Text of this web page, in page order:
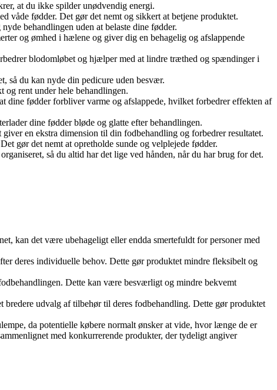
at du ikke spilder unødvendig energi.
våde fødder. Det gør det nemt og sikkert at betjene produktet.
behandlingen uden at belaste dine fødder.
og ømhed i hælene og giver dig en behagelig og afslappende
blodomløbet og hjælper med at lindre træthed og spændinger i
så du kan nyde din pedicure uden besvær.
rent under hele behandlingen.
dine fødder forbliver varme og afslappede, hvilket forbedrer effekten af
dine fødder bløde og glatte efter behandlingen.
en ekstra dimension til din fodbehandling og forbedrer resultatet.
gør det nemt at opretholde sunde og velplejede fødder.
så du altid har det lige ved hånden, når du har brug for det.
kan det være ubehageligt eller endda smertefuldt for personer med
deres individuelle behov. Dette gør produktet mindre fleksibelt og
Dette kan være besværligt og mindre bekvemt
udvalg af tilbehør til deres fodbehandling. Dette gør produktet
da potentielle købere normalt ønsker at vide, hvor længe de er
med konkurrerende produkter, der tydeligt angiver